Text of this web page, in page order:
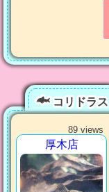
コリドラス
89 views
厚木店